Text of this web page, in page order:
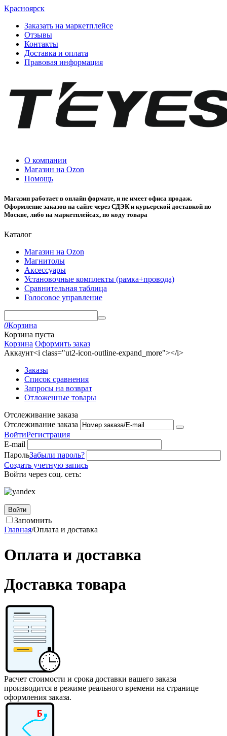
Красноярск
Заказать на маркетплейсе
Отзывы
Контакты
Доставка и оплата
Правовая информация
О компании
Магазин на Ozon
Помощь
Магазин работает в онлайн формате, и не имеет офиса продаж.
Оформление заказов на сайте через СДЭК и курьерской доставкой по
Москве, либо на маркетплейсах, по коду товара
Каталог
Магазин на Ozon
Магнитолы
Аксессуары
Установочные комплекты (рамка+провода)
Сравнительная таблица
Голосовое управление
0Корзина
Корзина пуста
Корзина Оформить заказ
Аккаунт<i class="ut2-icon-outline-expand_more"></i>
Заказы
Список сравнения
Запросы на возврат
Отложенные товары
Отслеживание заказа
Отслеживание заказа
ВойтиРегистрация
E-mail
ПарольЗабыли пароль?
Создать учетную запись
Войти через соц. сеть:
Войти
Запомнить
Главная/Оплата и доставка
Оплата и доставка
Доставка товара
Расчет стоимости и срока доставки вашего заказа
производится в режиме реального времени на странице
оформления заказа.